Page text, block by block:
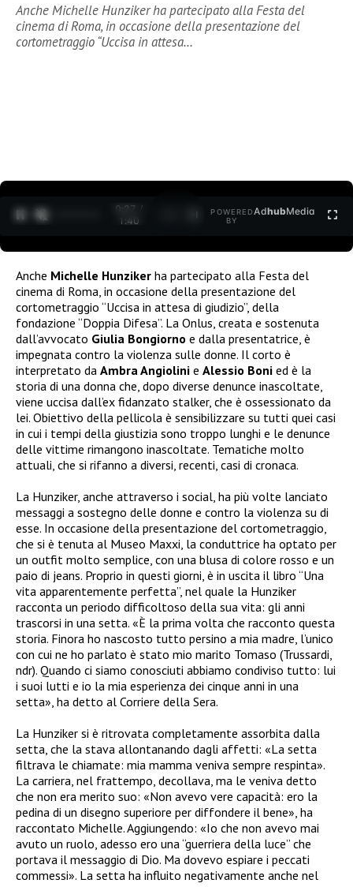
Anche Michelle Hunziker ha partecipato alla Festa del
cinema di Roma, in occasione della presentazione del
cortometraggio “Uccisa in attesa…
0:28 /
1:40
POWERED
BY
AdhubMedia
Anche Michelle Hunziker ha partecipato alla Festa del
cinema di Roma, in occasione della presentazione del
cortometraggio “Uccisa in attesa di giudizio”, della
fondazione “Doppia Difesa”. La Onlus, creata e sostenuta
dall’avvocato Giulia Bongiorno e dalla presentatrice, è
impegnata contro la violenza sulle donne. Il corto è
interpretato da Ambra Angiolini e Alessio Boni ed è la
storia di una donna che, dopo diverse denunce inascoltate,
viene uccisa dall’ex fidanzato stalker, che è ossessionato da
lei. Obiettivo della pellicola è sensibilizzare su tutti quei casi
in cui i tempi della giustizia sono troppo lunghi e le denunce
delle vittime rimangono inascoltate. Tematiche molto
attuali, che si rifanno a diversi, recenti, casi di cronaca.
La Hunziker, anche attraverso i social, ha più volte lanciato
messaggi a sostegno delle donne e contro la violenza su di
esse. In occasione della presentazione del cortometraggio,
che si è tenuta al Museo Maxxi, la conduttrice ha optato per
un outfit molto semplice, con una blusa di colore rosso e un
paio di jeans. Proprio in questi giorni, è in uscita il libro “Una
vita apparentemente perfetta”, nel quale la Hunziker
racconta un periodo difficoltoso della sua vita: gli anni
trascorsi in una setta. «È la prima volta che racconto questa
storia. Finora ho nascosto tutto persino a mia madre, l’unico
con cui ne ho parlato è stato mio marito Tomaso (Trussardi,
ndr). Quando ci siamo conosciuti abbiamo condiviso tutto: lui
i suoi lutti e io la mia esperienza dei cinque anni in una
setta», ha detto al Corriere della Sera.
La Hunziker si è ritrovata completamente assorbita dalla
setta, che la stava allontanando dagli affetti: «La setta
filtrava le chiamate: mia mamma veniva sempre respinta».
La carriera, nel frattempo, decollava, ma le veniva detto
che non era merito suo: «Non avevo vere capacità: ero la
pedina di un disegno superiore per diffondere il bene», ha
raccontato Michelle. Aggiungendo: «Io che non avevo mai
avuto un ruolo, adesso ero una “guerriera della luce” che
portava il messaggio di Dio. Ma dovevo espiare i peccati
commessi». La setta ha influito negativamente anche nel